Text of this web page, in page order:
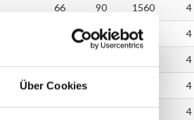
Über Cookies
66 90 1560 4
90 1560 4
4
66 4
66 90 1560 4